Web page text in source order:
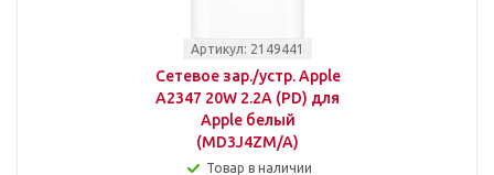
Артикул: 2149441
Сетевое зар./устр. Apple
A2347 20W 2.2A (PD) для
Apple белый
(MD3J4ZM/A)
Товар в наличии